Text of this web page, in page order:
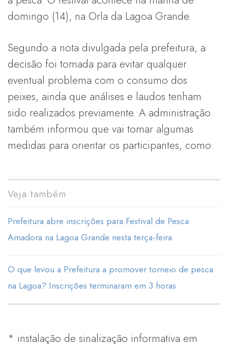
domingo (14), na Orla da Lagoa Grande.
Segundo a nota divulgada pela prefeitura, a
decisão foi tomada para evitar qualquer
eventual problema com o consumo dos
peixes, ainda que análises e laudos tenham
sido realizados previamente. A administração
também informou que vai tomar algumas
medidas para orientar os participantes, como:
Veja também
Prefeitura abre inscrições para Festival de Pesca
Amadora na Lagoa Grande nesta terça-feira
O que levou a Prefeitura a promover torneio de pesca
na Lagoa? Inscrições terminaram em 3 horas
* instalação de sinalização informativa em